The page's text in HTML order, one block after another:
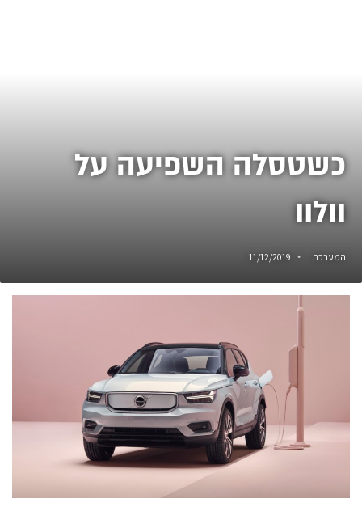
כשטסלה השפיעה על
וולוו
המערכת 11/12/2019